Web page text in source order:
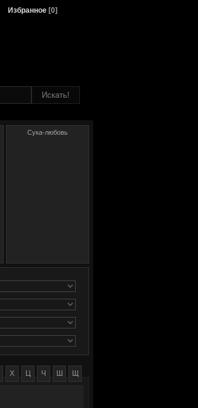
Х Ц Ч Ш
Щ
Сука-любовь
Избранное [0]